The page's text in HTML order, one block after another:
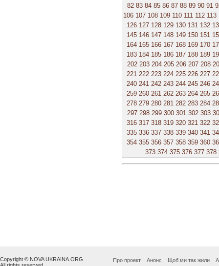
82 83 84 85 86 87 88 89 90 91
106 107 108 109 110 111 112 113
126 127 128 129 130 131 132
145 146 147 148 149 150 151
164 165 166 167 168 169 170
183 184 185 186 187 188 189
202 203 204 205 206 207 208
221 222 223 224 225 226 227
240 241 242 243 244 245 246
259 260 261 262 263 264 265
278 279 280 281 282 283 284
297 298 299 300 301 302 303
316 317 318 319 320 321 322
335 336 337 338 339 340 341
354 355 356 357 358 359 360
373 374 375 376 377 378
Copyright © NOVA UKRAINA.ORG
Про проект Анонс Щоб ми так жили